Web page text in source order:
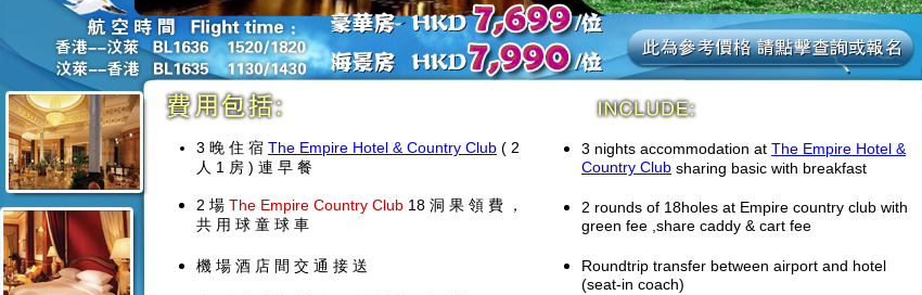
3 晚 住 宿 The Empire Hotel & Country Club ( 2
人 1 房 ) 連 早 餐
2 場 The Empire Country Club 18 洞 果 領 費 ，
共 用 球 童 球 車
機 場 酒 店 間 交 通 接 送
3 nights accommodation at The Empire Hotel &
Country Club sharing basic with breakfast
2 rounds of 18holes at Empire country club with
green fee ,share caddy & cart fee
Roundtrip transfer between airport and hotel
(seat-in coach)